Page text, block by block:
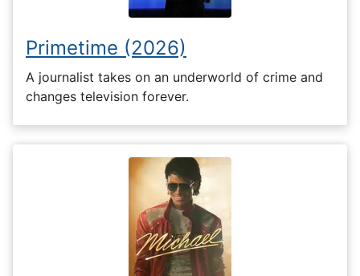
Primetime (2026)
A journalist takes on an underworld of crime and
changes television forever.